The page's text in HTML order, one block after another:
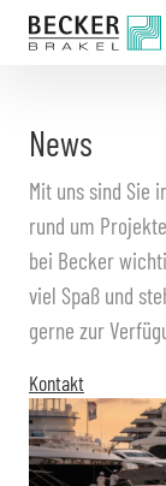
Direkt
News
Mit uns sind Sie
rund um
bei Becker
viel Spaß und
gerne zur
Kontakt